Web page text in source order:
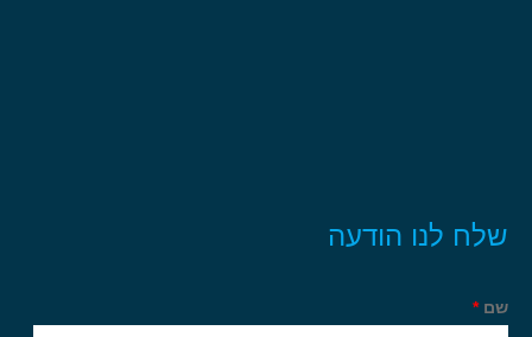
שלח לנו הודעה
שם*